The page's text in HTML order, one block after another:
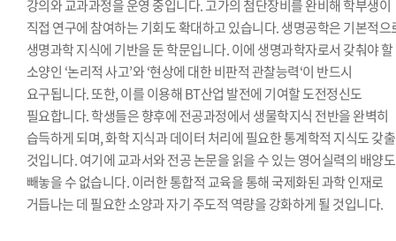
강의와 교과과정을 운영 중입니다. 고가의 첨단장비를 완비해 학부생이
직접 연구에 참여하는 기회도 확대하고 있습니다. 생명공학은 기본적으
생명과학 지식에 기반을 둔 학문입니다. 이에 생명과학자로서 갖춰야 할
소양인 ‘논리적 사고’와 ‘현상에 대한 비판적 관찰능력‘이 반드시
요구됩니다. 또한, 이를 이용해 BT산업 발전에 기여할 도전정신도
필요합니다. 학생들은 향후에 전공과정에서 생물학지식 전반을 완벽히
습득하게 되며, 화학 지식과 데이터 처리에 필요한 통계학적 지식도 갖출
것입니다. 여기에 교과서와 전공 논문을 읽을 수 있는 영어실력의 배양도
빼놓을 수 없습니다. 이러한 통합적 교육을 통해 국제화된 과학 인재로
거듭나는 데 필요한 소양과 자기 주도적 역량을 강화하게 될 것입니다.